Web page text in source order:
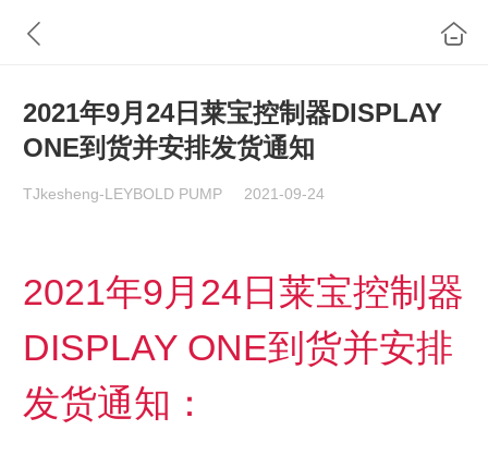
2021年9月24日莱宝控制器DISPLAY
ONE到货并安排发货通知
TJkesheng-LEYBOLD PUMP 2021-09-24
2021年9月24日莱宝控制器
DISPLAY ONE到货并安排
发货通知：